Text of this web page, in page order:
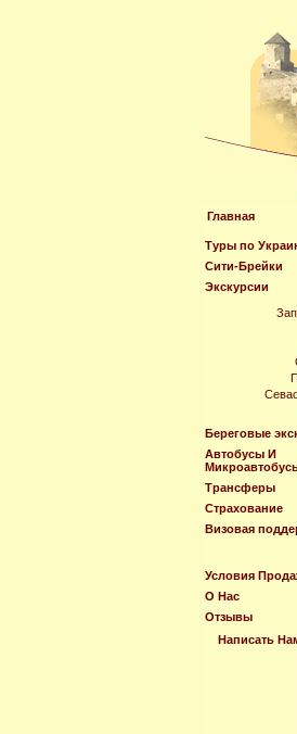
Главная
Туры по
Сити-Брейки
Экскурсии
Береговые
Автобусы И
Трансферы
Страхование
Визовая
Условия
О Нас
Отзывы
Написать